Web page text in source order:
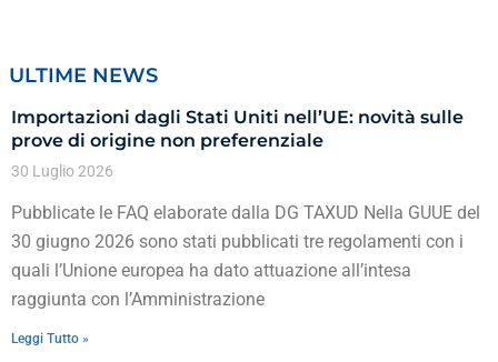
ULTIME NEWS
Importazioni dagli Stati Uniti nell’UE: novità sulle
prove di origine non preferenziale
30 Luglio 2026
Pubblicate le FAQ elaborate dalla DG TAXUD Nella GUUE del
30 giugno 2026 sono stati pubblicati tre regolamenti con i
quali l’Unione europea ha dato attuazione all’intesa
raggiunta con l’Amministrazione
Leggi Tutto »